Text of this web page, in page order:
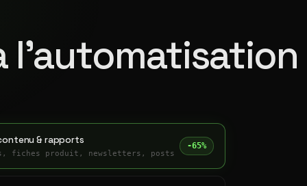
l'automatisation
& rapports
fiches produit, newsletters, posts
-65%